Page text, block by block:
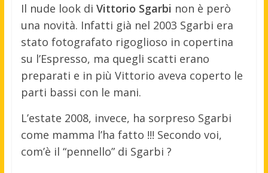
Il nude look di Vittorio Sgarbi non è però
una novità. Infatti già nel 2003 Sgarbi era
stato fotografato rigoglioso in copertina
su l’Espresso, ma quegli scatti erano
preparati e in più Vittorio aveva coperto le
parti bassi con le mani.
L’estate 2008, invece, ha sorpreso Sgarbi
come mamma l’ha fatto !!! Secondo voi,
com’è il “pennello” di Sgarbi ?